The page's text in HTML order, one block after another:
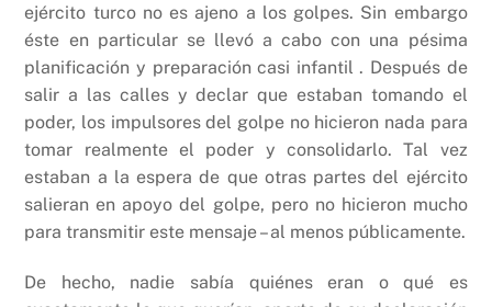
ejército turco no es ajeno a los golpes. Sin embargo
éste en particular se llevó a cabo con una pésima
planificación y preparación casi infantil . Después de
salir a las calles y declar que estaban tomando el
poder, los impulsores del golpe no hicieron nada para
tomar realmente el poder y consolidarlo. Tal vez
estaban a la espera de que otras partes del ejército
salieran en apoyo del golpe, pero no hicieron mucho
para transmitir este mensaje – al menos públicamente.
De hecho, nadie sabía quiénes eran o qué es